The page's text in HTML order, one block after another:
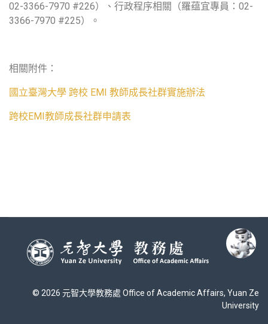
02-3366-7970 #226）、行政程序相關（羅蕴宜專員：02-
3366-7970 #225）。
相關附件：
國立臺灣大學 跨校 EMI 教師成長社群實施辦法
跨校EMI教師成長社群申請表
© 2026 元智大學教務處 Office of Academic Affairs, Yuan Ze
University